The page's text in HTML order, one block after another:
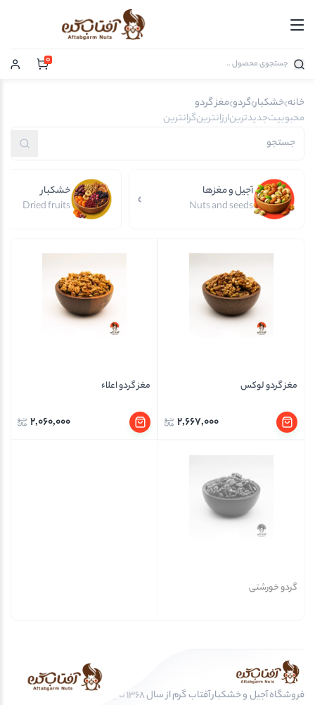
0
خانه خشکبار گردو مغز گردو
محبوبیتجدیدترینارزانترینگرانترین
آجیل و مغزها
Nuts and seeds
خشکبار
Dried fruits
مغز گردو لوکس
2,667,000
مغز گردو اعلاء
2,060,000
گردو خورشتی
فروشگاه آجیل و خشکبار آفتاب گرم از سال 1368 تا به امروز، عرضه کننده مرغوب